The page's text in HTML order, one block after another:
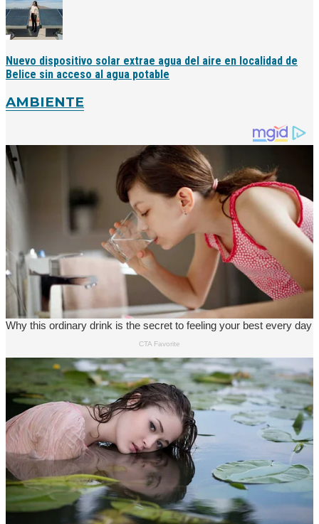
Nuevo dispositivo solar extrae agua del aire en localidad de
Belice sin acceso al agua potable
AMBIENTE